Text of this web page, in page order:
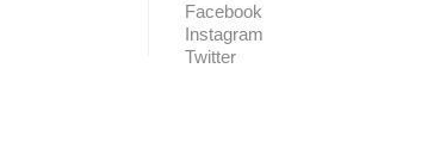
Facebook
Instagram
Twitter